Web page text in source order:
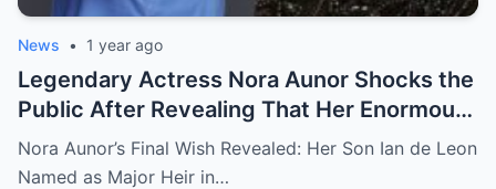
News • 1 year ago
Legendary Actress Nora Aunor Shocks the
Public After Revealing That Her Enormous
Wealth Will Go Entirely to Ian de Leon —
Here’s the Heartbreaking Reason Behind
Nora Aunor’s Final Wish Revealed: Her Son Ian de Leon
Named as Major Heir in…